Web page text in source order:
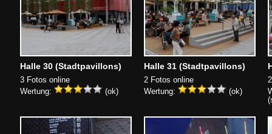
Halle 30 (Stadtpavillons)
3 Fotos online
Wertung:
(ok)
Halle 31 (Stadtpavillons)
2 Fotos online
Wertung:
(ok)